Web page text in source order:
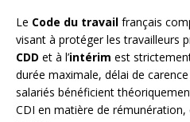
Le Code du travail français
visant à protéger les travailleurs
CDD et à l’intérim est
durée maximale, délai de
salariés bénéficient
CDI en matière de